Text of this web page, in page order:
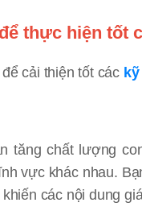
thực hiện tốt
cải thiện tốt các
tăng chất lượng
vực khác nhau.
các nội dung